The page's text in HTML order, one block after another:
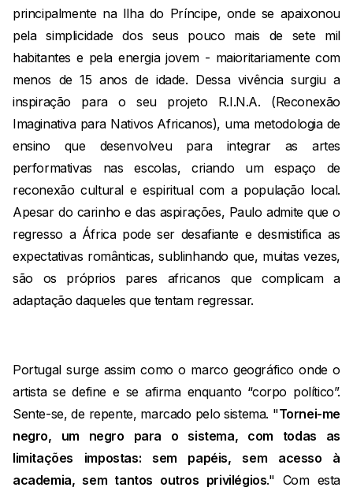
principalmente na Ilha do Príncipe, onde se apaixonou
pela simplicidade dos seus pouco mais de sete mil
habitantes e pela energia jovem - maioritariamente com
menos de 15 anos de idade. Dessa vivência surgiu a
inspiração para o seu projeto R.I.N.A. (Reconexão
Imaginativa para Nativos Africanos), uma metodologia de
ensino que desenvolveu para integrar as artes
performativas nas escolas, criando um espaço de
reconexão cultural e espiritual com a população local.
Apesar do carinho e das aspirações, Paulo admite que o
regresso a África pode ser desafiante e desmistifica as
expectativas românticas, sublinhando que, muitas vezes,
são os próprios pares africanos que complicam a
adaptação daqueles que tentam regressar.
Portugal surge assim como o marco geográfico onde o
artista se define e se afirma enquanto “corpo político”.
Sente-se, de repente, marcado pelo sistema. "Tornei-me
negro, um negro para o sistema, com todas as
limitações impostas: sem papéis, sem acesso à
academia, sem tantos outros privilégios." Com esta